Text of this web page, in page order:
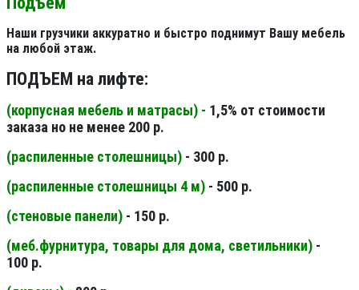
Наши грузчики аккуратно и быстро поднимут Вашу мебель
на любой этаж.
ПОДЪЕМ на лифте:
(корпусная мебель и матрасы) - 1,5% от стоимости
заказа но не менее 200 р.
(распиленные столешницы) - 300 р.
(распиленные столешницы 4 м) - 500 р.
(стеновые панели) - 150 р.
(меб.фурнитура, товары для дома, светильники) -
100 р.